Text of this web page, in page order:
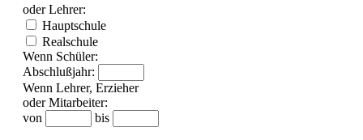
oder Lehrer:
Hauptschule
Realschule
Wenn Schüler:
Abschlußjahr:
Wenn Lehrer, Erzieher
oder Mitarbeiter:
von
bis